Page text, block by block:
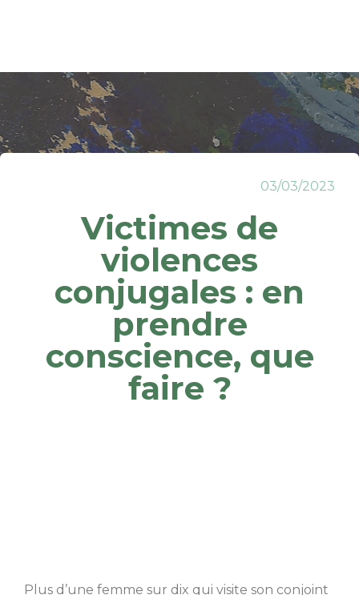
03/03/2023
Victimes de
violences
conjugales : en
prendre
conscience, que
faire ?
Plus d’une femme sur dix qui visite son conjoint